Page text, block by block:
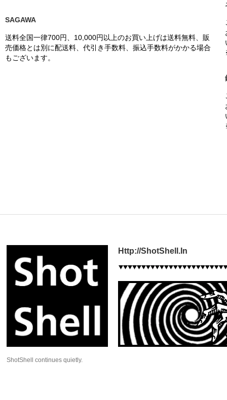
SAGAWA
送料全国一律700円、10,000円以上のお買い上げは送料無料、販
売価格とは別に配送料、代引き手数料、振込手数料がかかる場合
もございます。
Http://ShotShell.In
ShotShell continues quietly.